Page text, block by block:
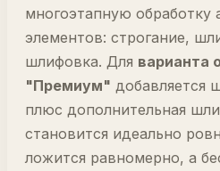
многоэтапную обработку
элементов: строгание,
шлифовка. Для варианта
"Премиум" добавляется
плюс дополнительная
становится идеально
ложится равномерно, а